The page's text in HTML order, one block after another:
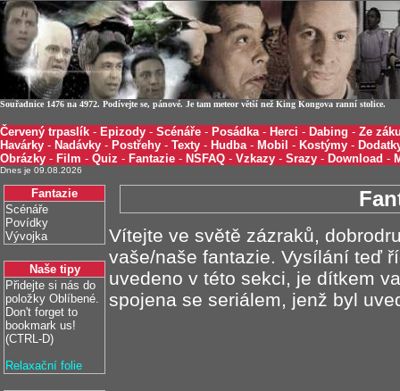
Souřadnice 1476 na 4972. Podívejte se, pánové. Je tam meteor větší než King Kongova ranní stolice.
Červený trpaslík - Epizody - Scénáře - Posádka- Herci - Dabing - Ze
Havárky - Nadávky - Postřehy - Texty - Hudba- Mobil - Kostýmy -
Obrázky - Film - Quiz - Fantazie - NSFAQ - Vzkazy - Srazy - Download -
Dnes je 09.08.2026
Fantazie
Scénáře
Povídky
Vývojka
Naše tipy
Přidejte si nás do
položky Oblíbené.
Don't forget to
bookmark us!
(CTRL-D)
Relaxační folie
Vítejte ve světě zázraků,
vaše/naše fantazie. Vysílání teď
uvedeno v této sekci, je dítkem
spojena se seriálem, jenž byl